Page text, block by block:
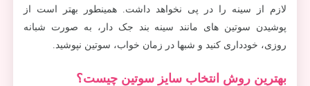
لازم از سینه را در پی نخواهد داشت. همینطور بهتر است از
پوشیدن سوتین های مانند سینه بند جک دار، به صورت شبانه
روزی، خودداری کنید و شبها در زمان خواب، سوتین نپوشید.
بهترین روش انتخاب سایز سوتین چیست؟